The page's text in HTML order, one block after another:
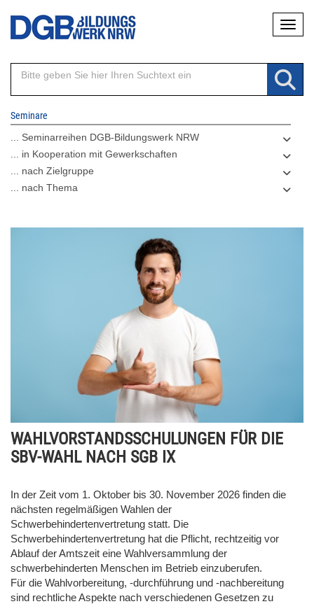
Direkt
Inhalt
Seminare
... Seminarreihen DGB-Bildungswerk NRW
... in Kooperation mit Gewerkschaften
... nach Zielgruppe
... nach Thema
WAHLVORSTANDSSCHULUNGEN FÜR DIE
SBV-WAHL NACH SGB IX
In der Zeit vom 1. Oktober bis 30. November 2026 finden die
nächsten regelmäßigen Wahlen der
Schwerbehindertenvertretung statt. Die
Schwerbehindertenvertretung hat die Pflicht, rechtzeitig vor
Ablauf der Amtszeit eine Wahlversammlung der
schwerbehinderten Menschen im Betrieb einzuberufen.
Für die Wahlvorbereitung, -durchführung und -nachbereitung
sind rechtliche Aspekte nach verschiedenen Gesetzen zu